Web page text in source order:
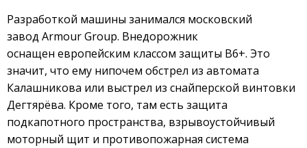
Разработкой машины занимался московский
завод Armour Group. Внедорожник
оснащен европейским классом защиты B6+. Это
значит, что ему нипочем обстрел из автомата
Калашникова или выстрел из снайперской винтовки
Дегтярёва. Кроме того, там есть защита
подкапотного пространства, взрывоустойчивый
моторный щит и противопожарная система